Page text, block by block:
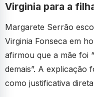
Virginia para a
Margarete Serrão
Virginia Fonseca em
afirmou que a mãe foi
demais”. A explicação
como justificativa